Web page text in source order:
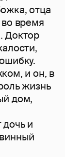
отца
во время
Доктор
и он, в
жизнь
дом,
дочь и